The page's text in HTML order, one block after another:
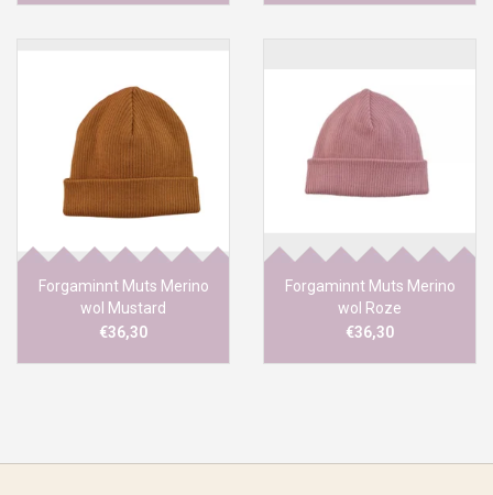
Forgaminnt Muts Merino
wol Mustard
€36,30
Forgaminnt Muts Merino
wol Roze
€36,30